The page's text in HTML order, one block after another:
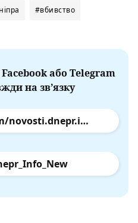
#вбивство
або Telegram
на зв’язку
facebook.com/novosti.dnepr.info